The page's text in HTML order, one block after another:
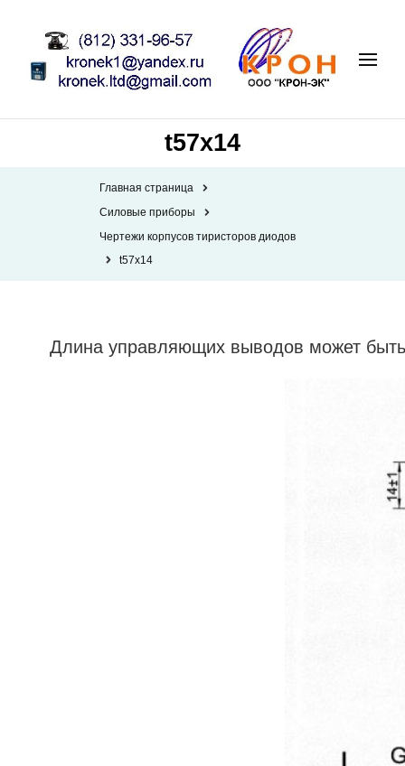
t57x14
Главная страница
Силовые приборы
Чертежи корпусов тиристоров диодов
t57x14
Длина управляющих выводов может